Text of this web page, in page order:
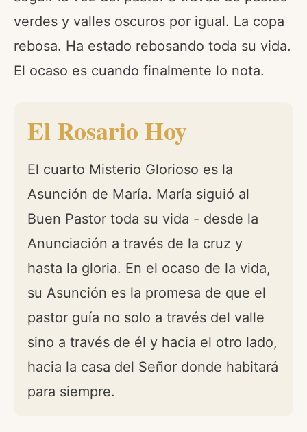
verdes y valles oscuros por igual. La copa
rebosa. Ha estado rebosando toda su vida.
El ocaso es cuando finalmente lo nota.
El Rosario Hoy
El cuarto Misterio Glorioso es la
Asunción de María. María siguió al
Buen Pastor toda su vida - desde la
Anunciación a través de la cruz y
hasta la gloria. En el ocaso de la vida,
su Asunción es la promesa de que el
pastor guía no solo a través del valle
sino a través de él y hacia el otro lado,
hacia la casa del Señor donde habitará
para siempre.